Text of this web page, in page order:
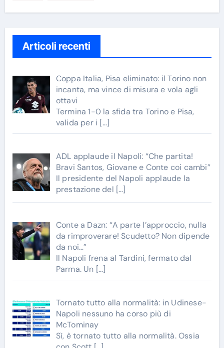
Articoli recenti
Coppa Italia, Pisa eliminato: il Torino non
incanta, ma vince di misura e vola agli
ottavi
Termina 1-0 la sfida tra Torino e Pisa,
valida per i […]
ADL applaude il Napoli: “Che partita!
Bravi Santos, Giovane e Conte coi cambi”
Il presidente del Napoli applaude la
prestazione del […]
Conte a Dazn: “A parte l’approccio, nulla
da rimproverare! Scudetto? Non dipende
da noi…”
Il Napoli frena al Tardini, fermato dal
Parma. Un […]
Tornato tutto alla normalità: in Udinese-
Napoli nessuno ha corso più di
McTominay
Sì, è tornato tutto alla normalità. Ossia